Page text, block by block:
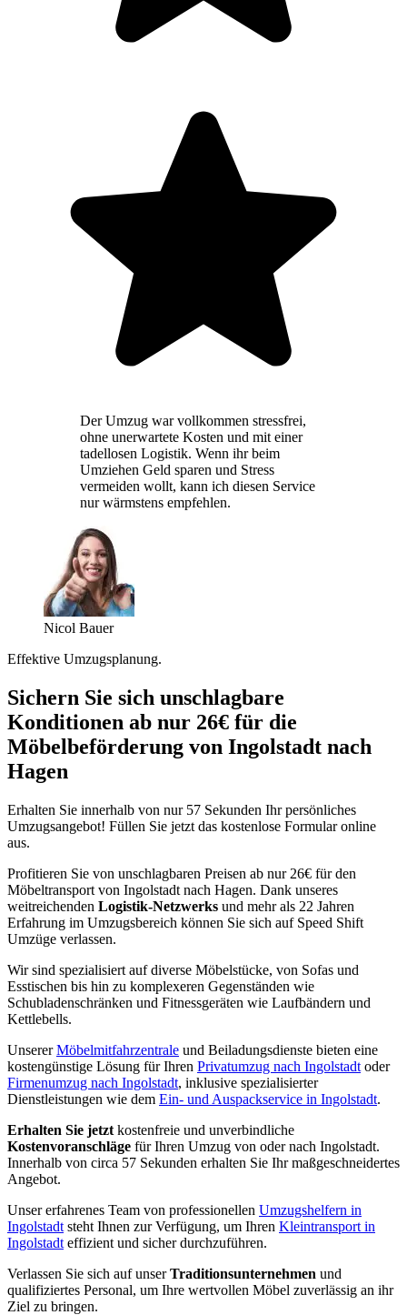
Der Umzug war vollkommen stressfrei,
ohne unerwartete Kosten und mit einer
tadellosen Logistik. Wenn ihr beim
Umziehen Geld sparen und Stress
vermeiden wollt, kann ich diesen Service
nur wärmstens empfehlen.
Nicol Bauer
Effektive Umzugsplanung.
Sichern Sie sich unschlagbare
Konditionen ab nur 26€ für die
Möbelbeförderung von Ingolstadt nach
Hagen
Erhalten Sie innerhalb von nur 57 Sekunden Ihr persönliches
Umzugsangebot! Füllen Sie jetzt das kostenlose Formular online
aus.
Profitieren Sie von unschlagbaren Preisen ab nur 26€ für den
Möbeltransport von Ingolstadt nach Hagen. Dank unseres
weitreichenden Logistik-Netzwerks und mehr als 22 Jahren
Erfahrung im Umzugsbereich können Sie sich auf Speed Shift
Umzüge verlassen.
Wir sind spezialisiert auf diverse Möbelstücke, von Sofas und
Esstischen bis hin zu komplexeren Gegenständen wie
Schubladenschränken und Fitnessgeräten wie Laufbändern und
Kettlebells.
UnsererMöbelmitfahrzentrale und Beiladungsdienste bieten eine
kostengünstige Lösung für Ihren Privatumzug nach Ingolstadt oder
Firmenumzug nach Ingolstadt, inklusive spezialisierter
Dienstleistungen wie dem Ein- und Auspackservice in Ingolstadt.
Erhalten Sie jetzt kostenfreie und unverbindliche
Kostenvoranschläge für Ihren Umzug von oder nach Ingolstadt.
Innerhalb von circa 57 Sekunden erhalten Sie Ihr maßgeschneidertes
Angebot.
Unser erfahrenes Team von professionellen Umzugshelfern in
Ingolstadt steht Ihnen zur Verfügung, um Ihren Kleintransport in
Ingolstadt effizient und sicher durchzuführen.
Verlassen Sie sich auf unserTraditionsunternehmen und
qualifiziertes Personal, um Ihre wertvollen Möbel zuverlässig an ihr
Ziel zu bringen.